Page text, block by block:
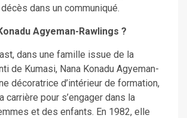
dans un communiqué.
Agyeman-Rawlings ?
dans une famille issue de la
de Kumasi, Nana Konadu Agyeman-
décoratrice d’intérieur de formation,
carrière pour s’engager dans la
et des enfants. En 1982, elle